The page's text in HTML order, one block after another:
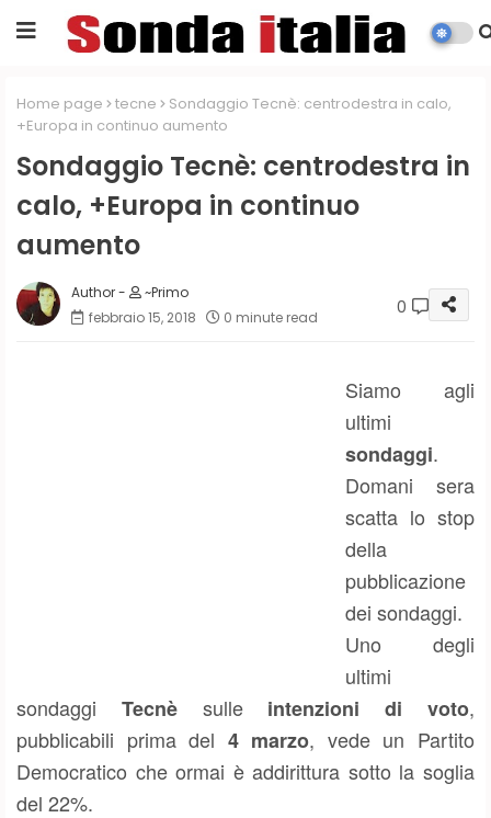
Home page tecne
Sondaggio Tecnè: centrodestra in calo,
+Europa in continuo aumento
Sondaggio Tecnè: centrodestra in
calo, +Europa in continuo
aumento
~Primo
febbraio 15, 2018
0 minute read 0
Siamo agli
ultimi
sondaggi.
Domani sera
scatta lo stop
della
pubblicazione
dei sondaggi.
Uno degli
ultimi
sondaggi Tecnè sulleintenzioni di voto,
pubblicabili prima del 4 marzo, vede un Partito
Democratico che ormai è addirittura sotto la soglia
del 22%.